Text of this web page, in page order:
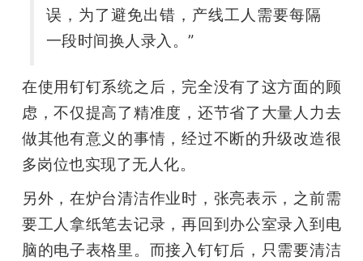
误，为了避免出错，产线工人需要每隔
一段时间换人录入。”
在使用钉钉系统之后，完全没有了这方面的顾
虑，不仅提高了精准度，还节省了大量人力去
做其他有意义的事情，经过不断的升级改造很
多岗位也实现了无人化。
另外，在炉台清洁作业时，张亮表示，之前需
要工人拿纸笔去记录，再回到办公室录入到电
脑的电子表格里。而接入钉钉后，只需要清洁